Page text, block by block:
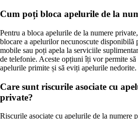
Cum poți bloca apelurile de la
Pentru a bloca apelurile de la numere
blocare a apelurilor necunoscute disponibilă
mobile sau poți apela la serviciile
de telefonie. Aceste opțiuni îți vor permite
apelurile primite și să eviți apelurile nedorite.
Care sunt riscurile asociate cu
private?
Riscurile asociate cu apelurile de la numere